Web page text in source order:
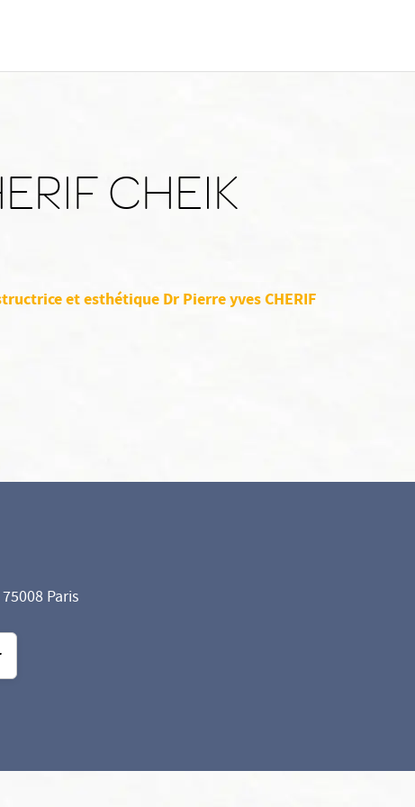
CHEIK
et esthétique Dr Pierre yves CHERIF
Paris